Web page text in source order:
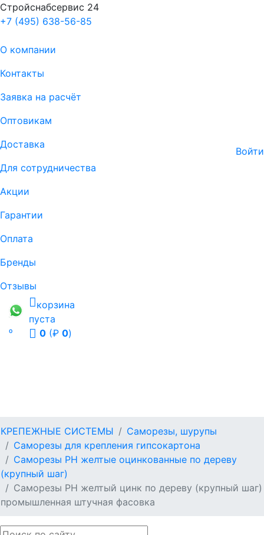
Стройснабсервис 24
+7 (495) 638-56-85
О компании
Контакты
Заявка на расчёт
Оптовикам
Доставка
Для сотрудничества
Акции
Гарантии
Оплата
Бренды
Отзывы
Войти

корзина
пуста
0 (₽ 0)
КРЕПЕЖНЫЕ СИСТЕМЫ
Саморезы, шурупы
Саморезы для крепления гипсокартона
Саморезы PH желтые оцинкованные по дереву
(крупный шаг)
Саморезы PH желтый цинк по дереву (крупный шаг)
промышленная штучная фасовка